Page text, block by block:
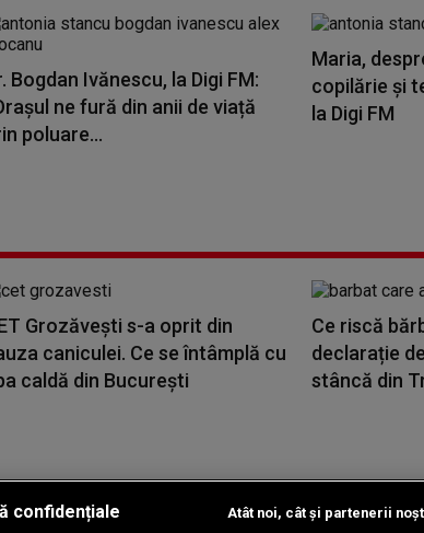
Bogdan Ivănescu, la Digi FM:
ne fură din anii de viață
poluare...
Maria,
copilărie și
la Digi FM
Grozăvești s-a oprit din
caniculei. Ce se întâmplă cu
caldă din București
Ce riscă
declarație
stâncă din
Copyright © 2026 / DIGI ROMANIA
confidențiale Atât noi, cât și partenerii